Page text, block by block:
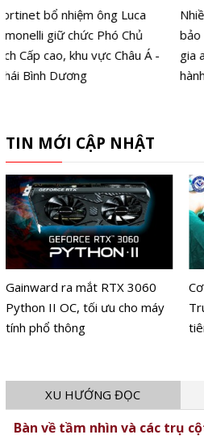
Nhiều đơn vị trang bị hệ thống
bảo mật nhưng thiếu chuyên
gia an toàn thông tin để vận
hành
tử
TIN MỚI CẬP NHẬT
Cơ sở 2 Bệnh viện Phụ Sản
Trung ương đón ca sinh đầu
tiên
XU HƯỚNG ĐỌC
Bàn về tầm nhìn và các trụ